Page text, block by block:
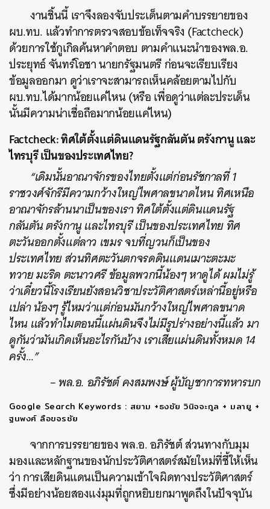
งานชิ้นนี้ เราจึงลองจับประเด็นตามคำบรรยายของ
ผบ.ทบ. แล้วทำการตรวจสอบข้อเท็จจริง (Factcheck)
ด้วยการใช้กูเกิลค้นหาคำตอบ ตามคำแนะนำของพล.อ.
ประยุทธ์ จันทร์โอชา นายกรัฐมนตรีก่อนจะเรียบเรียง
ข้อมูลออกมา ดูว่าเราจะสามารถเห็นคล้อยตามไปกับ
ผบ.ทบ.ได้มากน้อยแค่ไหน (หรือเพื่อดูว่าแต่ละประเด็น
นั้นมีความน่าเชื่อถือมากน้อยแค่ไหน)
Factcheck:ทิศใต้ตั้งแต่ดินแดนรัฐกลันตัน ตรังกานู และ
ไทรบุรี เป็นของประเทศไทย?
“เดิมนั้นอาณาจักรของไทยตั้งแต่ก่อนรัชกาลที่ 1
ราชวงศ์จักรีมีความกว้างใหญ่ไพศาลขนาดไหน ทิศเหนือ
อาณาจักรล้านนาเป็นของเรา ทิศใต้ตั้งแต่ดินแดนรัฐ
กลันตัน ตรังกานู และไทรบุรี เป็นของประเทศไทย ทิศ
ตะวันออกตั้งแต่ลาว เขมร จบที่ญวนก็เป็นของ
ประเทศไทย ส่วนทิศตะวันตกจรดดินแดนเมาะตะมะ
ทวาย มะริด ตะนาวศรี ข้อมูลพวกนี้น้องๆ หาดูได้ ผมไม่รู้
ว่าเดี๋ยวนี้โรงเรียนยังสอนวิชาประวัติศาสตร์เหล่านี้อยู่หรือ
เปล่า น้องๆ รู้ไหมว่าแต่ก่อนมันกว้างใหญ่ไพศาลขนาด
ไหน แล้วทำไมตอนนี้แผ่นดินจึงไม่มีรูปร่างอย่างนี้แล้ว มา
ดูกันว่ามันเกิดเห็นอะไรกันบ้าง เราเสียแผ่นดินทั้งหมด 14
ครั้ง…”
– พล.อ. อภิรัชต์ คงสมพงษ์ ผู้บัญชาการทหารบก
Google Search Keywords : สยาม +ธงชัย วินิจจะกูล + มลายู +
ฐนพงศ์ ลือขจรชัย
จากการบรรยายของ พล.อ. อภิรัชต์ ส่วนทางกับมุม
มองและหลักฐานของนักประวัติศาสตร์สมัยใหม่ที่ชี้ให้เห็น
ว่า การเสียดินแดนเป็นความเข้าใจผิดทางประวัติศาสตร์
ซึ่งมีอย่างน้อยสองแง่มุมที่ถูกหยิบยกมาพูดถึงในปัจจุบัน